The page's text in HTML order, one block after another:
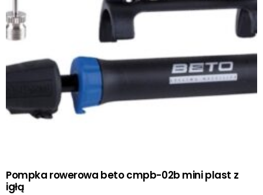
Pompka rowerowa beto cmpb-02b mini plast z
igłą